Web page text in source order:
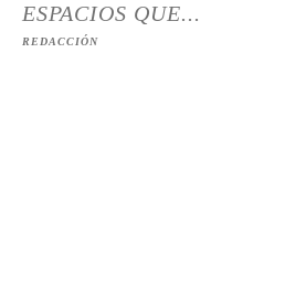
ESPACIOS QUE...
REDACCIÓN